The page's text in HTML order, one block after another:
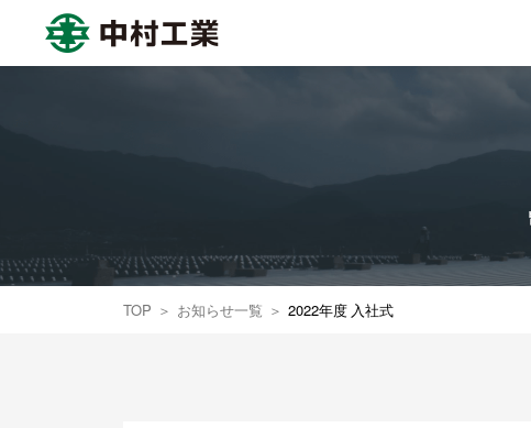
中村工業株式会社
TOP お知らせ一覧 2022年度 入社式